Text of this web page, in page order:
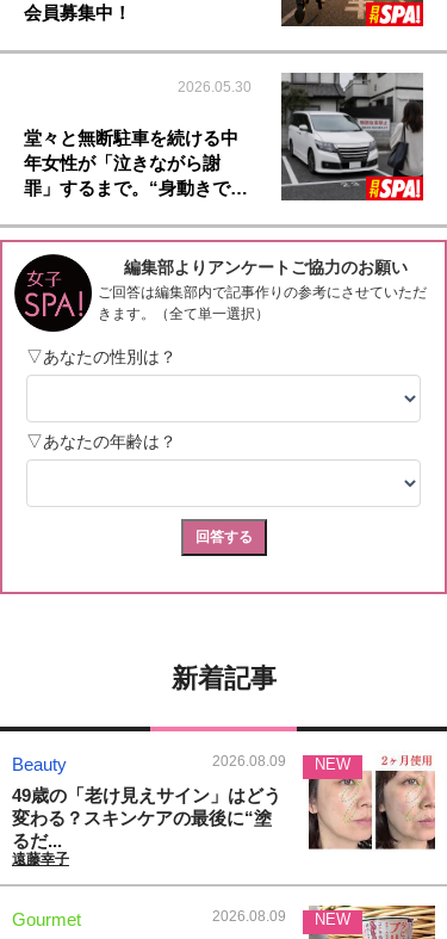
会員募集中！
2026.05.30
堂々と無断駐車を続ける中
年女性が「泣きながら謝
罪」するまで。“身動きで…
新着記事
Beauty 2026.08.09
49歳の「老け見えサイン」はどう
変わる？スキンケアの最後に“塗
るだ...
遠藤幸子
NEW
Gourmet 2026.08.09 NEW